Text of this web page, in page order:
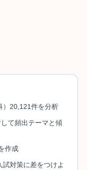
）20,121件を分析
て頻出テーマと傾
作成
試対策に差をつけよ